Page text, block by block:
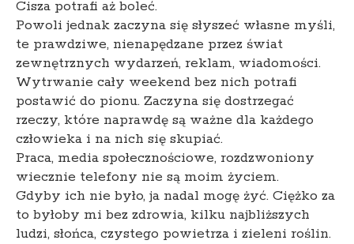
Cisza potrafi aż boleć.
Powoli jednak zaczyna się słyszeć własne myśli,
te prawdziwe, nienapędzane przez świat
zewnętrznych wydarzeń, reklam, wiadomości.
Wytrwanie cały weekend bez nich potrafi
postawić do pionu. Zaczyna się dostrzegać
rzeczy, które naprawdę są ważne dla każdego
człowieka i na nich się skupiać.
Praca, media społecznościowe, rozdzwoniony
wiecznie telefony nie są moim życiem.
Gdyby ich nie było, ja nadal mogę żyć. Ciężko za
to byłoby mi bez zdrowia, kilku najbliższych
ludzi, słońca, czystego powietrza i zieleni roślin.